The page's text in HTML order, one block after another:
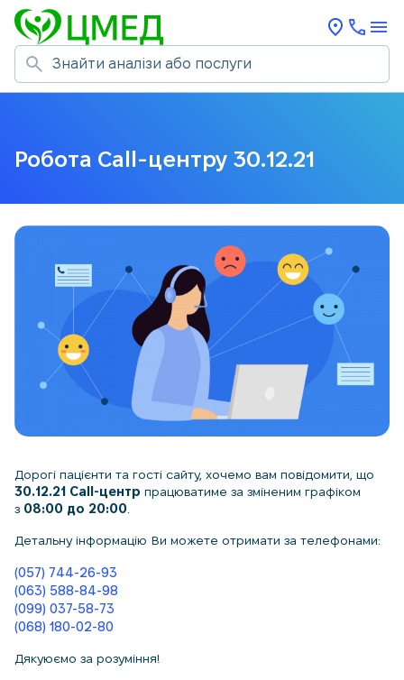
Робота Call-центру 30.12.21
Дорогі пацієнти та гості сайту, хочемо вам повідомити, що
30.12.21 Call-центр працюватиме за зміненим графіком
з 08:00 до 20:00.
Детальну інформацію Ви можете отримати за телефонами:
(057) 744-26-93
(063) 588-84-98
(099) 037-58-73
(068) 180-02-80
Дякуюємо за розуміння!